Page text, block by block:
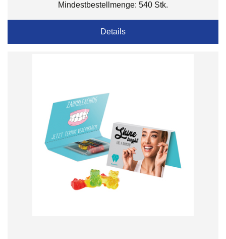
Mindestbestellmenge: 540 Stk.
Details